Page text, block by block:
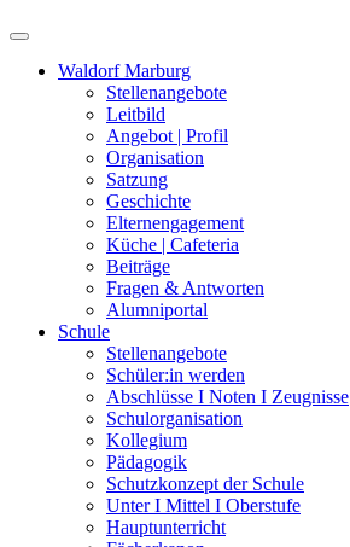
Waldorf Marburg
Stellenangebote
Leitbild
Angebot | Profil
Organisation
Satzung
Geschichte
Elternengagement
Küche | Cafeteria
Beiträge
Fragen & Antworten
Alumniportal
Schule
Stellenangebote
Schüler:in werden
Abschlüsse I Noten I Zeugnisse
Schulorganisation
Kollegium
Pädagogik
Schutzkonzept der Schule
Unter I Mittel I Oberstufe
Hauptunterricht